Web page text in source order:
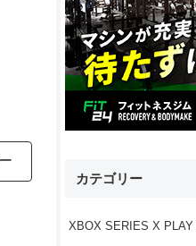
カテゴリー
XBOX SERIES X PLAY